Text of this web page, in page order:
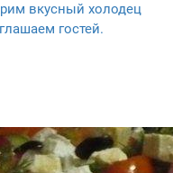
вкусный холодец
гостей.